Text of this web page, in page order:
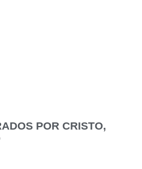
POR CRISTO,